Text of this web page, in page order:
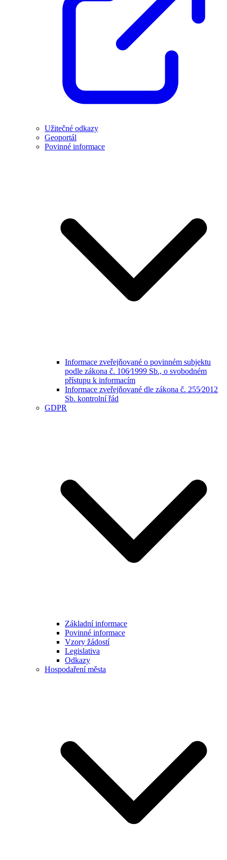
Užitečné odkazy
Geoportál
Povinné informace
Informace zveřejňované o povinném subjektu
podle zákona č. 106⁄1999 Sb., o svobodném
přístupu k informacím
Informace zveřejňované dle zákona č. 255⁄2012
Sb. kontrolní řád
GDPR
Základní informace
Povinné informace
Vzory žádostí
Legislativa
Odkazy
Hospodaření města